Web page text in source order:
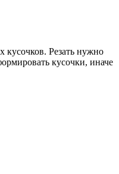
кусочков. Резать нужно
кусочки, иначе